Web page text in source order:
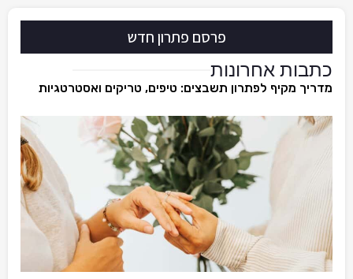
פרסם פתרון חדש
כתבות אחרונות
מדריך מקיף לפתרון תשבצים: טיפים, טריקים ואסטרטגיות